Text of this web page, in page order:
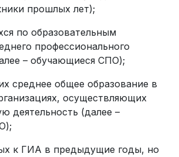
прошлых лет);
по образовательным
профессионального
– обучающиеся СПО);
среднее общее образование в
осуществляющих
деятельность (далее –
к ГИА в предыдущие годы, но